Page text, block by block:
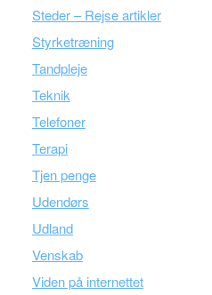
Steder – Rejse artikler
Styrketræning
Tandpleje
Teknik
Telefoner
Terapi
Tjen penge
Udendørs
Udland
Venskab
Viden på internettet